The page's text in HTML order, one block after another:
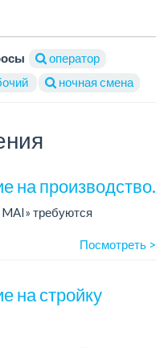
оператор
ночная смена
на производство.
требуются
на руки.
Посмотреть >
на стройку